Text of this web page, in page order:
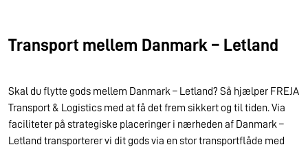
Transport mellem Danmark – Letland
Skal du flytte gods mellem Danmark – Letland? Så hjælper FREJA
Transport & Logistics med at få det frem sikkert og til tiden. Via
faciliteter på strategiske placeringer i nærheden af Danmark –
Letland transporterer vi dit gods via en stor transportflåde med